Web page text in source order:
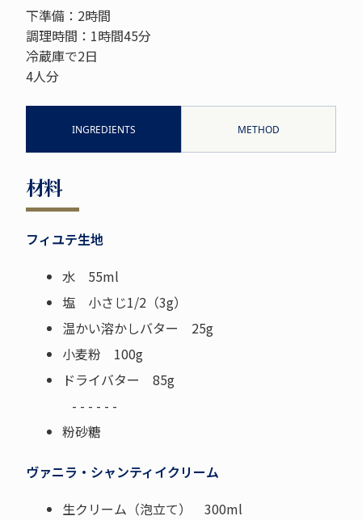
下準備：2時間
調理時間：1時間45分
冷蔵庫で2日
4人分
INGREDIENTS METHOD
材料
フィユテ生地
水 55ml
塩 小さじ1/2（3g）
温かい溶かしバター 25g
小麦粉 100g
ドライバター 85g
- - - - - -
粉砂糖
ヴァニラ・シャンティイクリーム
生クリーム（泡立て） 300ml